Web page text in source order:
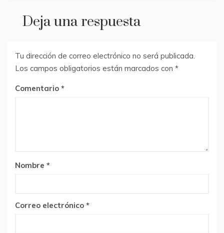
Deja una respuesta
Tu dirección de correo electrónico no será publicada.
Los campos obligatorios están marcados con *
Comentario
Nombre *
Correo electrónico *